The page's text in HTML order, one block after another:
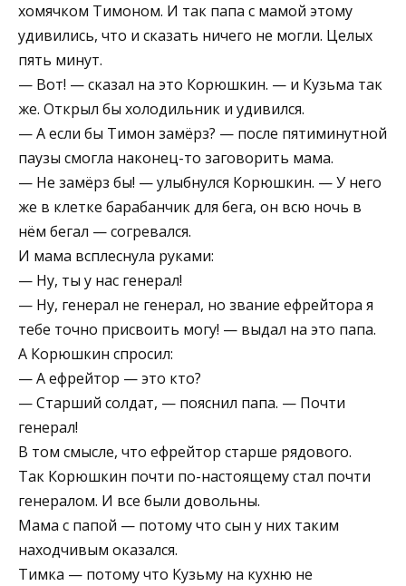
хомячком Тимоном. И так папа с мамой этому
удивились, что и сказать ничего не могли. Целых
пять минут.
— Вот! — сказал на это Корюшкин. — и Кузьма так
же. Открыл бы холодильник и удивился.
— А если бы Тимон замёрз? — после пятиминутной
паузы смогла наконец-то заговорить мама.
— Не замёрз бы! — улыбнулся Корюшкин. — У него
же в клетке барабанчик для бега, он всю ночь в
нём бегал — согревался.
И мама всплеснула руками:
— Ну, ты у нас генерал!
— Ну, генерал не генерал, но звание ефрейтора я
тебе точно присвоить могу! — выдал на это папа.
А Корюшкин спросил:
— А ефрейтор — это кто?
— Старший солдат, — пояснил папа. — Почти
генерал!
В том смысле, что ефрейтор старше рядового.
Так Корюшкин почти по-настоящему стал почти
генералом. И все были довольны.
Мама с папой — потому что сын у них таким
находчивым оказался.
Тимка — потому что Кузьму на кухню не